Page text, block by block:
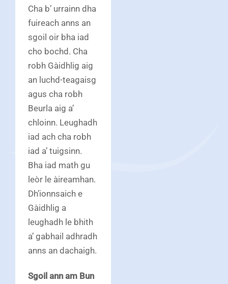
Cha b’ urrainn dha
fuireach anns an
sgoil oir bha iad
cho bochd. Cha
robh Gàidhlig aig
an luchd-teagaisg
agus cha robh
Beurla aig a’
chloinn. Leughadh
iad ach cha robh
iad a’ tuigsinn.
Bha iad math gu
leòr le àireamhan.
Dh’ionnsaich e
Gàidhlig a
leughadh le bhith
a’ gabhail adhradh
anns an dachaigh.
Sgoil ann am Bun